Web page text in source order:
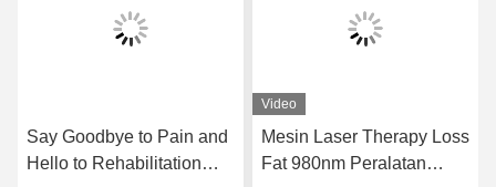
Mesin Laser Therapy Loss
Fat 980nm Peralatan
GMS Tecar Mesin Terapi
Fisioterapi Untuk